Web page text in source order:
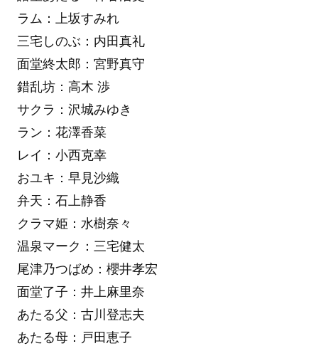
ラム：上坂すみれ
三宅しのぶ：内田真礼
面堂終太郎：宮野真守
錯乱坊：高木 渉
サクラ：沢城みゆき
ラン：花澤香菜
レイ：小西克幸
おユキ：早見沙織
弁天：石上静香
クラマ姫：水樹奈々
温泉マーク：三宅健太
尾津乃つばめ：櫻井孝宏
面堂了子：井上麻里奈
あたる父：古川登志夫
あたる母：戸田恵子